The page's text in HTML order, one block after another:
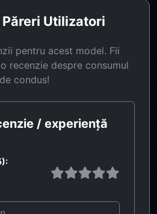
Utilizatori
pentru acest model. Fii
recenzie despre consumul
condus!
/ experiență